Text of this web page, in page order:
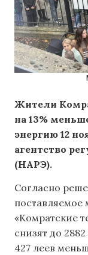
Жители
на 13%
энергию 12
агентство
(НАРЭ).
Согласно
«Комратские
снизят до
427 леев